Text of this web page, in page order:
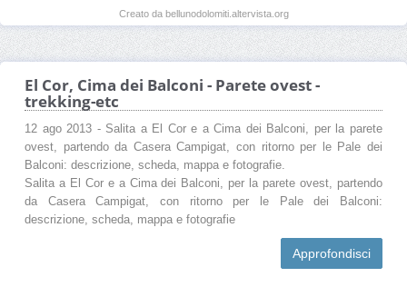
Creato da bellunodolomiti.altervista.org
El Cor, Cima dei Balconi - Parete ovest -
trekking-etc
12 ago 2013 - Salita a El Cor e a Cima dei Balconi, per la parete
ovest, partendo da Casera Campigat, con ritorno per le Pale dei
Balconi: descrizione, scheda, mappa e fotografie.
Salita a El Cor e a Cima dei Balconi, per la parete ovest, partendo
da Casera Campigat, con ritorno per le Pale dei Balconi:
descrizione, scheda, mappa e fotografie
Approfondisci